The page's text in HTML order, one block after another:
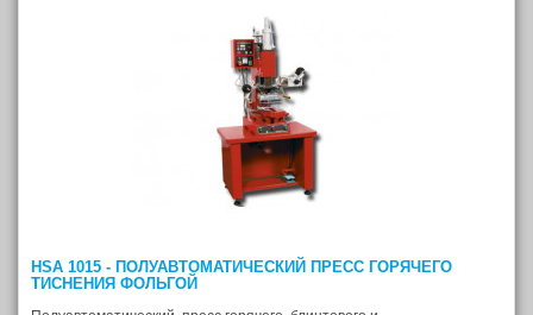
HSA 1015 - ПОЛУАВТОМАТИЧЕСКИЙ ПРЕСС ГОРЯЧЕГО
ТИСНЕНИЯ ФОЛЬГОЙ